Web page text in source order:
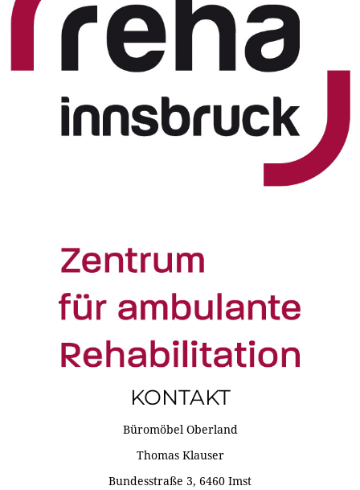
KONTAKT
Büromöbel Oberland
Thomas Klauser
Bundesstraße 3, 6460 Imst